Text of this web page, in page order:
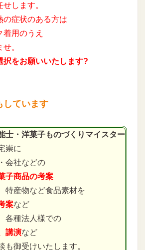
します。
の症状のある方は
用のうえ
。
択をお願いいたします?
しています
士・洋菓子ものづくりマイスター
崇に
会社などの
子商品の考案
特産物など食品素材を
案など
各種法人様での
講演など
御受けいたします。